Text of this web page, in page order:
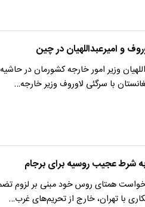
و امیرعبداللهیان در چین
وزیر امور خارجه کشورمان در
با سرگئی لاوروف وزیر خارجه…
شرط عجیب روسیه برای برجام
همتای روس خود مبنی بر لزوم
با تهران، خارج از تحریم‌های غرب…